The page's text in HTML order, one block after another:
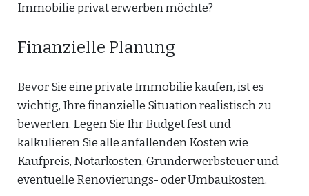
Immobilie privat erwerben möchte?
Finanzielle Planung
Bevor Sie eine private Immobilie kaufen, ist es
wichtig, Ihre finanzielle Situation realistisch zu
bewerten. Legen Sie Ihr Budget fest und
kalkulieren Sie alle anfallenden Kosten wie
Kaufpreis, Notarkosten, Grunderwerbsteuer und
eventuelle Renovierungs- oder Umbaukosten.